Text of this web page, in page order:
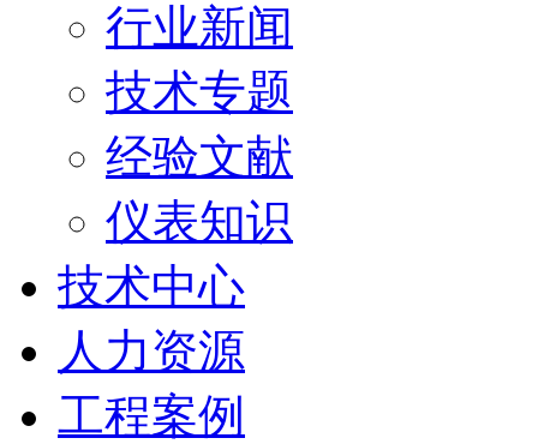
行业新闻
技术专题
经验文献
仪表知识
技术中心
人力资源
工程案例